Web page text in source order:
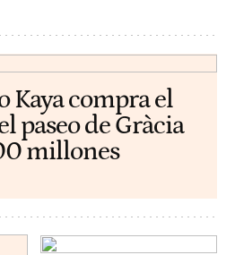
Kaya compra el
paseo de Gràcia
millones